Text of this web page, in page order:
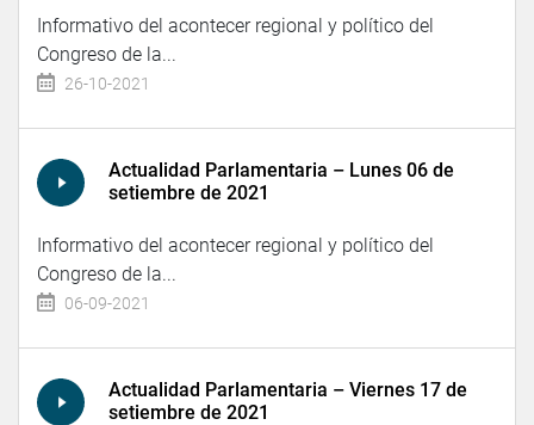
Informativo del acontecer regional y político del
Congreso de la...
26-10-2021
Actualidad Parlamentaria – Lunes 06 de
setiembre de 2021
Informativo del acontecer regional y político del
Congreso de la...
06-09-2021
Actualidad Parlamentaria – Viernes 17 de
setiembre de 2021